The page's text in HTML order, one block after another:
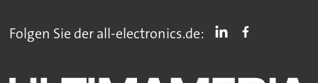
Folgen Sie der all-electronics.de: